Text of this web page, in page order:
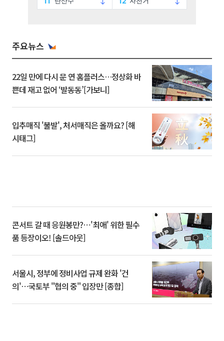
주요뉴스
22일 만에 다시 문 연 홈플러스…정상화 바
쁜데 재고 없어 ‘발동동’[가보니]
입추매직 '불발', 처서매직은 올까요? [해
시태그]
콘서트 갈 때 응원봉만?⋯'최애' 위한 필수
품 등장이오! [솔드아웃]
서울시, 정부에 정비사업 규제 완화 '건
의'⋯국토부 "협의 중" 입장만 [종합]